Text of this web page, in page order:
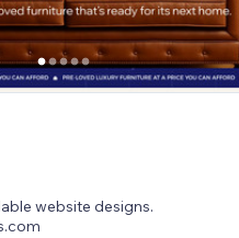
website designs.